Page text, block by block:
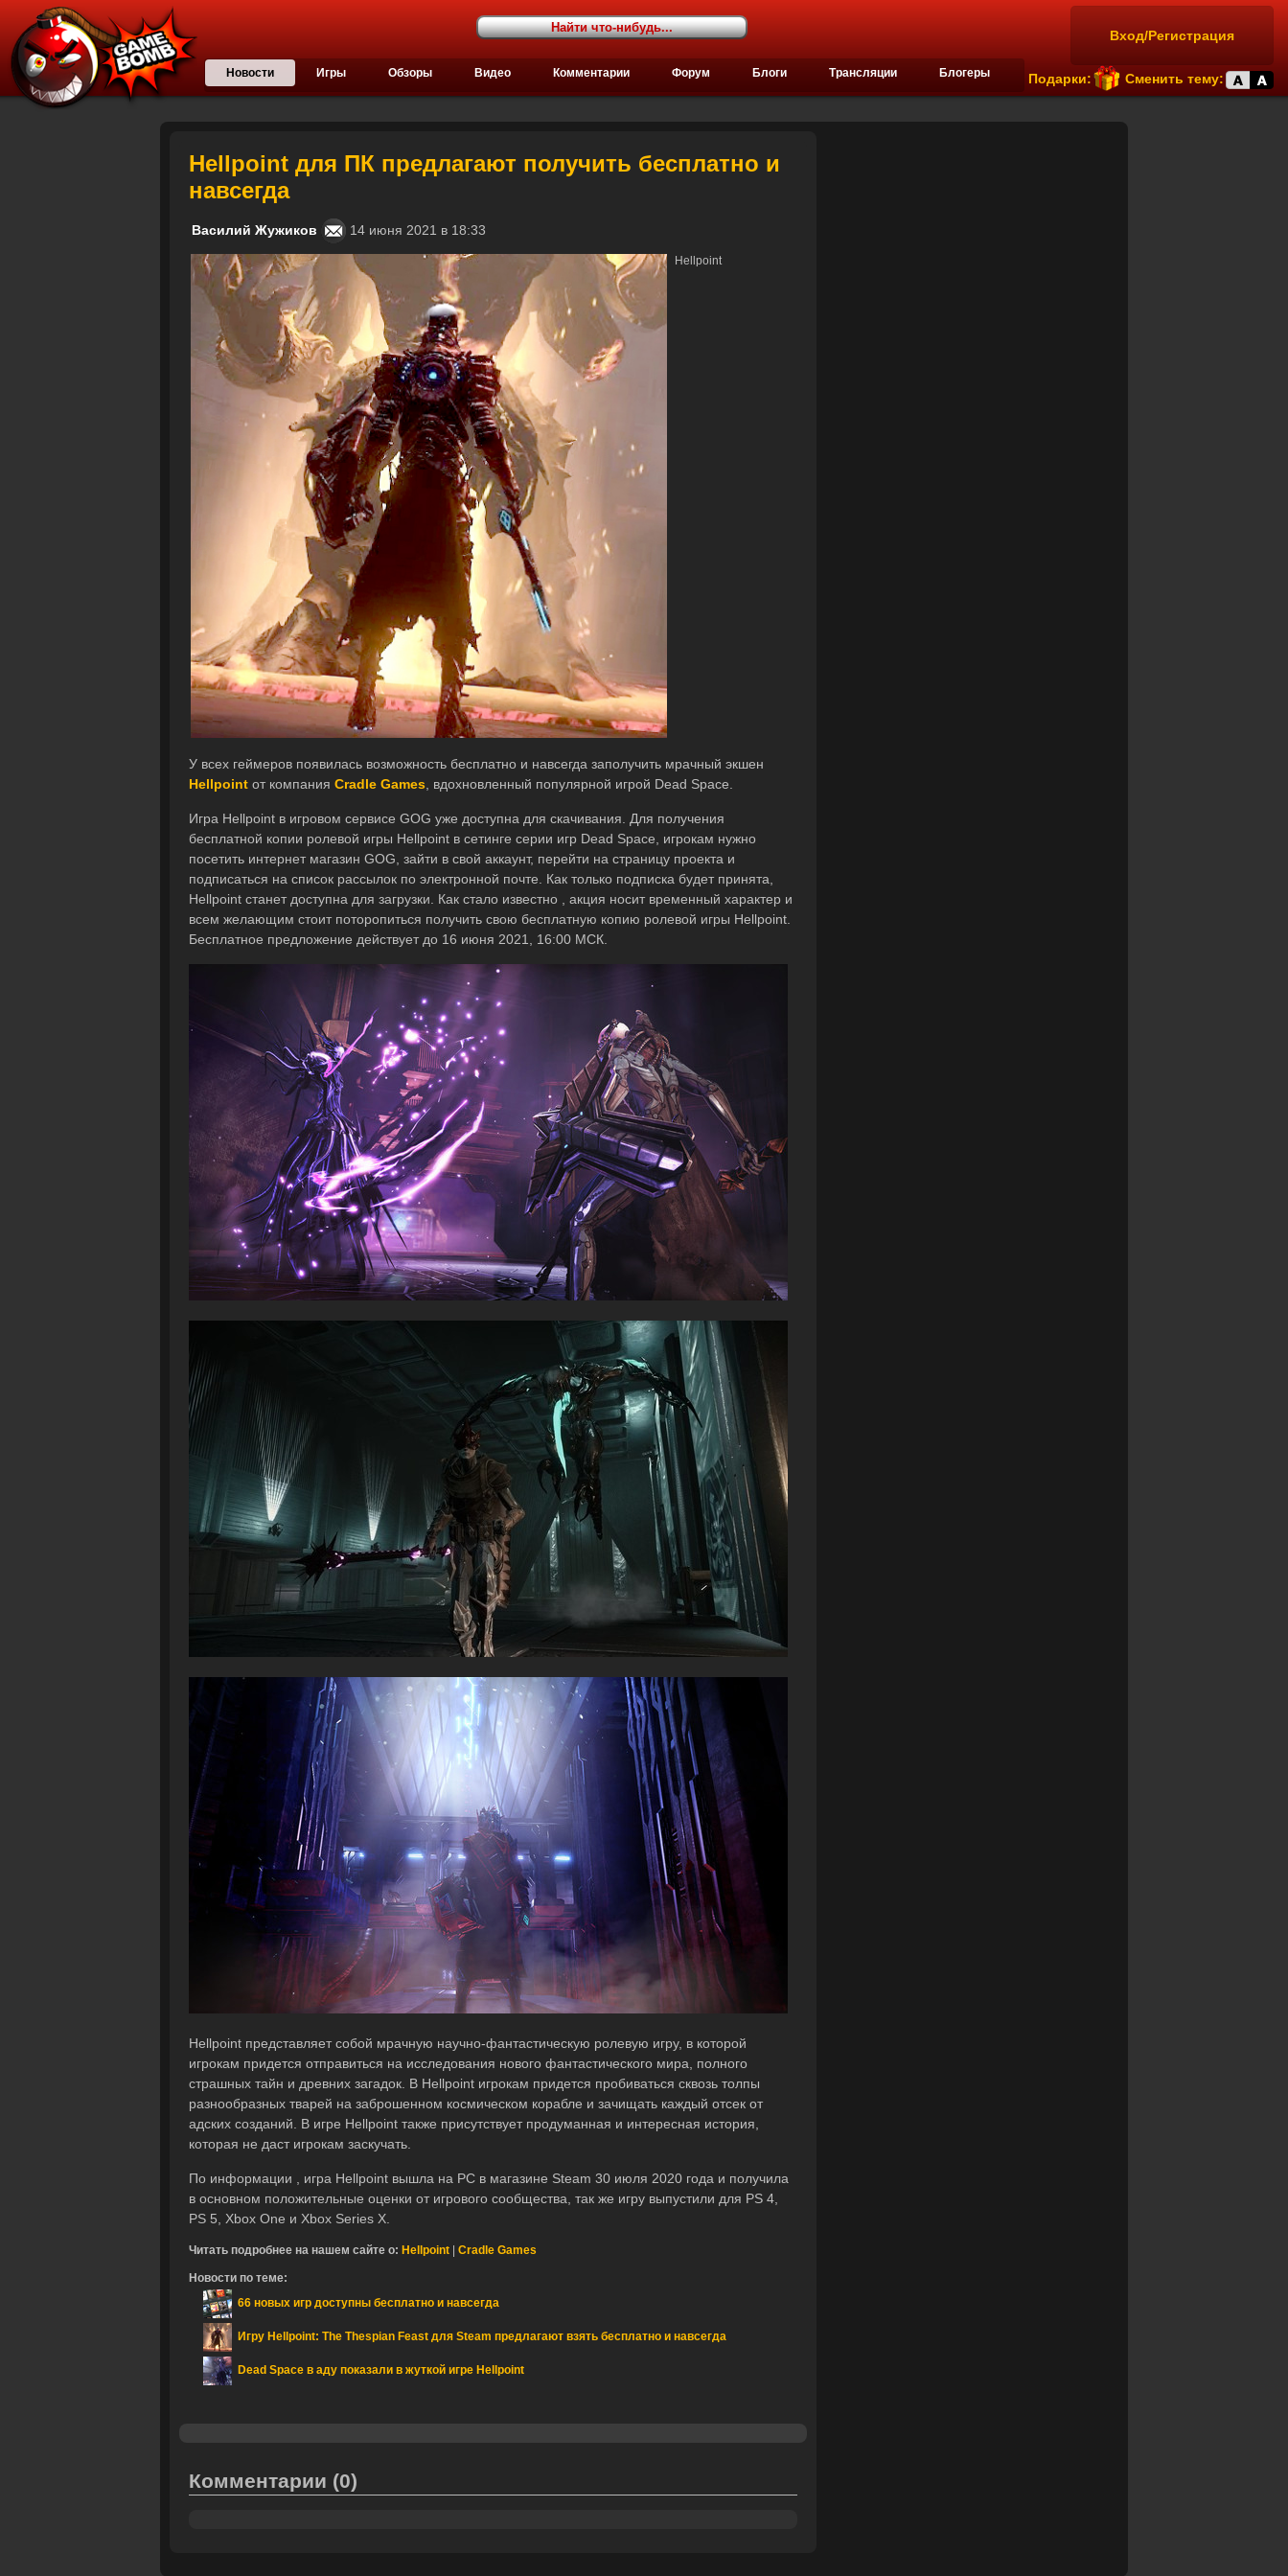
Вход/Регистрация
Подарки: Сменить тему:
Новости Игры Обзоры Видео Комментарии Форум Блоги Трансляции Блогеры
Hellpoint для ПК предлагают получить бесплатно и
навсегда
Василий Жужиков 14 июня 2021 в 18:33
Hellpoint
У всех геймеров появилась возможность бесплатно и навсегда заполучить мрачный экшен
Hellpoint от компания Cradle Games , вдохновленный популярной игрой Dead Space.
Игра Hellpoint в игровом сервисе GOG уже доступна для скачивания. Для получения
бесплатной копии ролевой игры Hellpoint в сетинге серии игр Dead Space, игрокам нужно
посетить интернет магазин GOG, зайти в свой аккаунт, перейти на страницу проекта и
подписаться на список рассылок по электронной почте. Как только подписка будет принята,
Hellpoint станет доступна для загрузки. Как стало известно , акция носит временный характер и
всем желающим стоит поторопиться получить свою бесплатную копию ролевой игры Hellpoint.
Бесплатное предложение действует до 16 июня 2021, 16:00 МСК.
Hellpoint представляет собой мрачную научно-фантастическую ролевую игру, в которой
игрокам придется отправиться на исследования нового фантастического мира, полного
страшных тайн и древних загадок. В Hellpoint игрокам придется пробиваться сквозь толпы
разнообразных тварей на заброшенном космическом корабле и зачищать каждый отсек от
адских созданий. В игре Hellpoint также присутствует продуманная и интересная история,
которая не даст игрокам заскучать.
По информации , игра Hellpoint вышла на PC в магазине Steam 30 июля 2020 года и получила
в основном положительные оценки от игрового сообщества, так же игру выпустили для PS 4,
PS 5, Xbox One и Xbox Series X.
Читать подробнее на нашем сайте о: Hellpoint Cradle Games
Новости по теме:
66 новых игр доступны бесплатно и навсегда
Игру Hellpoint: The Thespian Feast для Steam предлагают взять бесплатно и навсегда
Dead Space в аду показали в жуткой игре Hellpoint
Комментарии (0)